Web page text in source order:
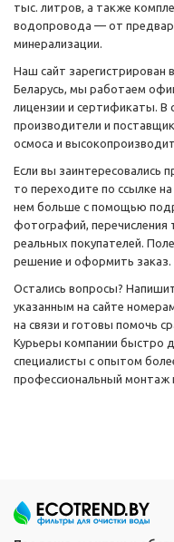
тыс. литров, а также
водопровода — от
минерализации.
Наш сайт зарегистрирован
Беларусь, мы работаем
лицензии и сертификаты. В
производители и
осмоса и
Если вы заинтересовались
то переходите по ссылке
нем больше с помощью
фотографий, перечисления
реальных покупателей.
решение и оформить заказ.
Остались вопросы?
указанным на сайте
на связи и готовы помочь
Курьеры компании быстро
специалисты с опытом
профессиональный монтаж